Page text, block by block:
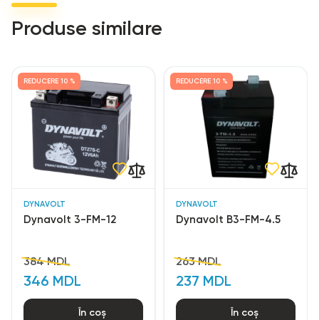
Produse similare
DYNAVOLT
Dynavolt 3-FM-12
384 MDL
346 MDL
REDUCERE 10 %
În coș
DYNAVOLT
Dynavolt В3-FM-4.5
263 MDL
237 MDL
REDUCERE 10 %
În coș